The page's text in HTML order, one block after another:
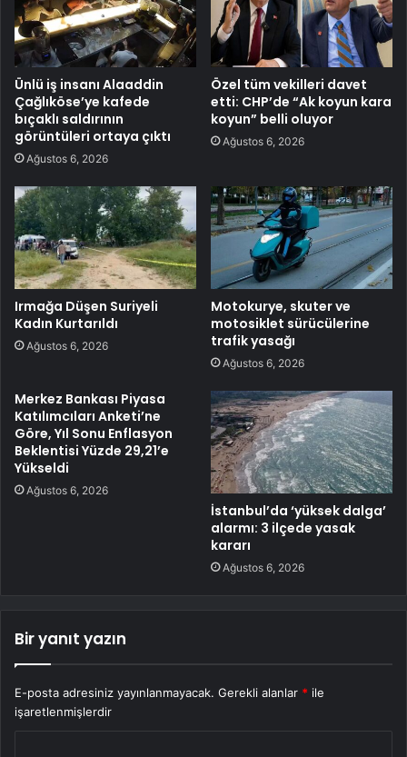
Ünlü iş insanı Alaaddin
Çağlıköse’ye kafede
bıçaklı saldırının
görüntüleri ortaya çıktı
Ağustos 6, 2026
Özel tüm vekilleri davet
etti: CHP’de “Ak koyun kara
koyun” belli oluyor
Ağustos 6, 2026
Irmağa Düşen Suriyeli
Kadın Kurtarıldı
Ağustos 6, 2026
Motokurye, skuter ve
motosiklet sürücülerine
trafik yasağı
Ağustos 6, 2026
Merkez Bankası Piyasa
Katılımcıları Anketi’ne
Göre, Yıl Sonu Enflasyon
Beklentisi Yüzde 29,21’e
Yükseldi
Ağustos 6, 2026
İstanbul’da ‘yüksek dalga’
alarmı: 3 ilçede yasak
kararı
Ağustos 6, 2026
Bir yanıt yazın
E-posta adresiniz yayınlanmayacak. Gerekli alanlar * ile
işaretlenmişlerdir